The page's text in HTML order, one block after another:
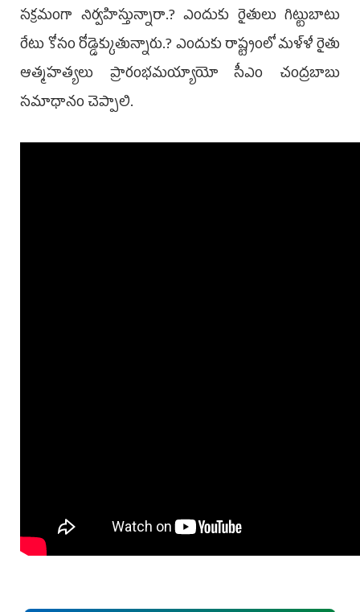
సక్రమంగా నిర్వహిస్తున్నారా.? ఎందుకు రైతులు గిట్టుబాటు
రేటు కోసం రోడ్డెక్కుతున్నారు.? ఎందుకు రాష్ట్రంలో మళ్ళీ రైతు
ఆత్మహత్యలు ప్రారంభమయ్యాయో సీఎం చంద్రబాబు
సమాధానం చెప్పాలి.